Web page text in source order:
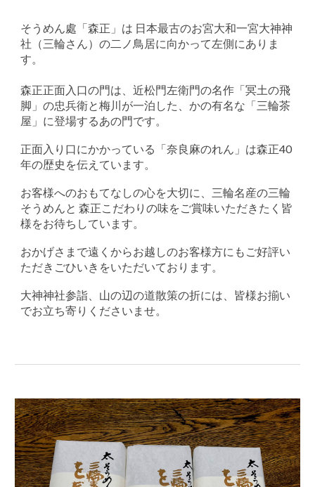
そうめん處「森正」は 日本最古のお宮大和一宮大神神
社（三輪さん）の二ノ鳥居に向かって左側にありま
す。
森正正面入口の門は、近松門左衛門の名作「冥土の飛
脚」の忠兵衛と梅川が一泊した、かの有名な「三輪茶
屋」に登場するあの門です。
正面入り口にかかっている「奈良麻のれん」は森正40
年の歴史を伝えています。
お客様へのおもてなしの心を大切に、三輪名産の三輪
そうめんと 森正こだわりの味をご賞味いただきたく皆
様をお待ちしています。
おかげさまで遠くからお越しのお客様方にもご好評い
ただきごひいきをいただいております。
大神神社参詣、山の辺の道散策の折には、皆様お揃い
でお立ち寄りくださいませ。